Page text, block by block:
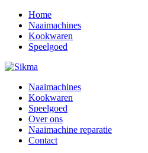
Home
Naaimachines
Kookwaren
Speelgoed
Naaimachines
Kookwaren
Speelgoed
Over ons
Naaimachine reparatie
Contact